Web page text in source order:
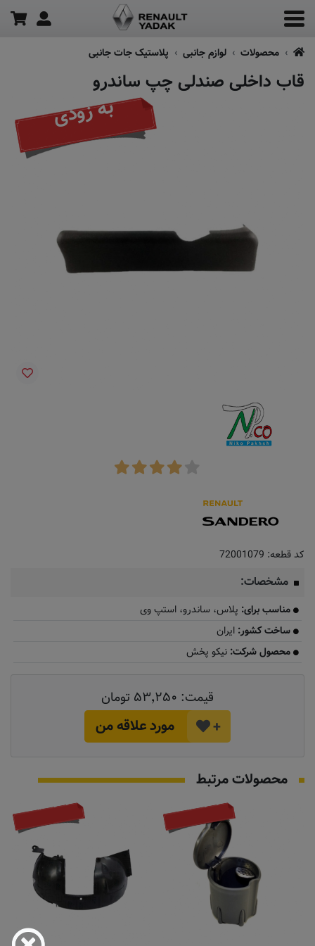
محصولات لوازم جانبی پلاستیک جات جانبی
قاب داخلی صندلی چپ ساندرو
به زودی
کد قطعه: 72001079
مشخصات:
مناسب برای: پلاس، ساندرو، استپ وی
ساخت کشور: ایران
محصول شرکت: نیکو پخش
قیمت: ۵۳٬۲۵۰ تومان
+ مورد علاقه من
محصولات مرتبط
موجود نیست موجود نیست